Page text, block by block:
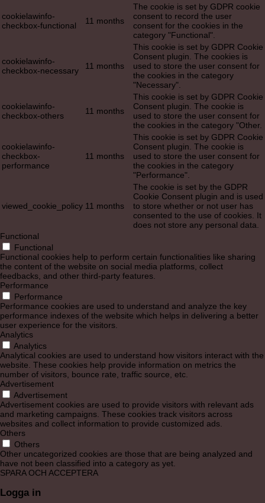
cookielawinfo-
checkbox-functional
11 months
The cookie is set by GDPR cookie
consent to record the user
consent for the cookies in the
category "Functional".
cookielawinfo-
checkbox-necessary
11 months
This cookie is set by GDPR Cookie
Consent plugin. The cookies is
used to store the user consent for
the cookies in the category
"Necessary".
cookielawinfo-
checkbox-others
11 months
This cookie is set by GDPR Cookie
Consent plugin. The cookie is
used to store the user consent for
the cookies in the category "Other.
cookielawinfo-
checkbox-
performance
11 months
This cookie is set by GDPR Cookie
Consent plugin. The cookie is
used to store the user consent for
the cookies in the category
"Performance".
viewed_cookie_policy 11 months
The cookie is set by the GDPR
Cookie Consent plugin and is used
to store whether or not user has
consented to the use of cookies. It
does not store any personal data.
Functional
Functional
Functional cookies help to perform certain functionalities like sharing
the content of the website on social media platforms, collect
feedbacks, and other third-party features.
Performance
Performance
Performance cookies are used to understand and analyze the key
performance indexes of the website which helps in delivering a better
user experience for the visitors.
Analytics
Analytics
Analytical cookies are used to understand how visitors interact with the
website. These cookies help provide information on metrics the
number of visitors, bounce rate, traffic source, etc.
Advertisement
Advertisement
Advertisement cookies are used to provide visitors with relevant ads
and marketing campaigns. These cookies track visitors across
websites and collect information to provide customized ads.
Others
Others
Other uncategorized cookies are those that are being analyzed and
have not been classified into a category as yet.
SPARA OCH ACCEPTERA
Logga in